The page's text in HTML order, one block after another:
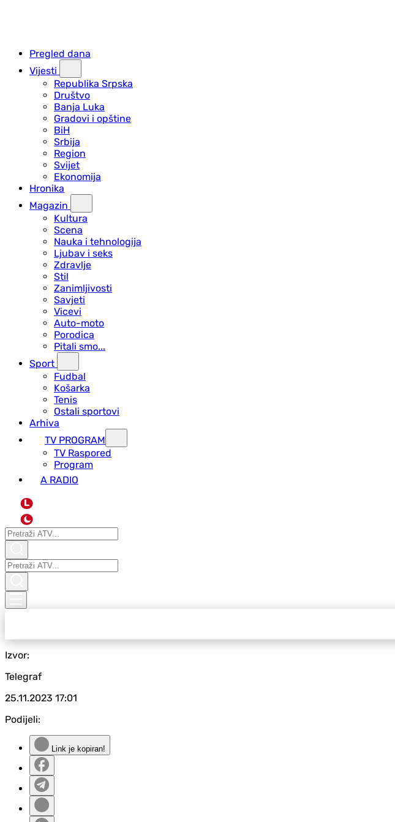
Pregled dana
Vijesti
Republika Srpska
Društvo
Banja Luka
Gradovi i opštine
BiH
Srbija
Region
Svijet
Ekonomija
Hronika
Magazin
Kultura
Scena
Nauka i tehnologija
Ljubav i seks
Zdravlje
Stil
Zanimljivosti
Savjeti
Vicevi
Auto-moto
Porodica
Pitali smo...
Sport
Fudbal
Košarka
Tenis
Ostali sportovi
Arhiva
TV PROGRAM
ТV Raspored
Program
A RADIO
L
Izvor:
Telegraf
25.11.2023 17:01
Podijeli:
Link je kopiran!